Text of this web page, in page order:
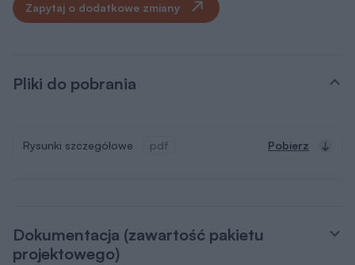
Zapytaj o dodatkowe zmiany
Pliki do pobrania
Rysunki szczegółowe pdf Pobierz
Dokumentacja (zawartość pakietu
projektowego)